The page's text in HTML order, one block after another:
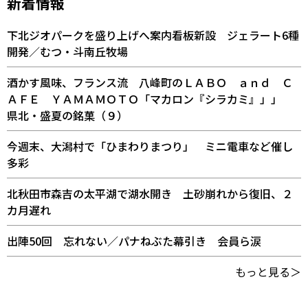
下北ジオパークを盛り上げへ案内看板新設 ジェラート6種
開発／むつ・斗南丘牧場
酒かす風味、フランス流 八峰町のＬＡＢＯ ａｎｄ Ｃ
ＡＦＥ ＹＡＭＡＭＯＴＯ「マカロン『シラカミ』」」
県北・盛夏の銘菓（９）
今週末、大潟村で「ひまわりまつり」 ミニ電車など催し
多彩
北秋田市森吉の太平湖で湖水開き 土砂崩れから復旧、２
カ月遅れ
出陣50回 忘れない／パナねぶた幕引き 会員ら涙
もっと見る＞